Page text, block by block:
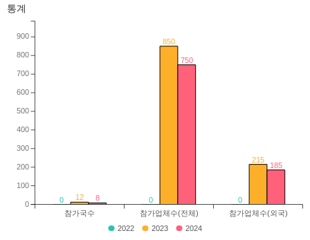
통계
0 0 0
12
850
215
8
750
185
참가국수 참가업체수(전체) 참가업체수(외국)
0
100
200
300
400
500
600
700
800
900
2022 2023 2024